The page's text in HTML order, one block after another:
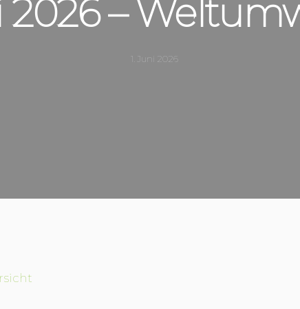
2026 –
1. Juni 2026